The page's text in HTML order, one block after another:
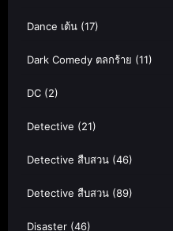
Dance เต้น (17)
Dark Comedy ตลกร้าย (11)
DC (2)
Detective (21)
Detective สืบสวน (46)
Detective สืบสวน (89)
Disaster (46)